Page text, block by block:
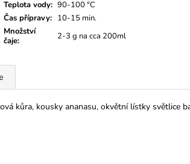
Teplota vody: 90-100 °C
Čas přípravy: 10-15 min.
Množství
čaje: 2-3 g na cca 200ml
kůra, kousky ananasu, okvětní lístky světlice